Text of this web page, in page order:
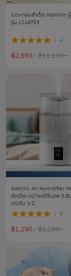
(ประะกอบสำเร็จ) Namiko
รุ่น LS187E5
4
฿2,690.-฿11,190.-
Alectric Air Humidifier เ
อัจฉริยะ หน้าจอดิจิตอล
ประกัน 3 ปี
8
฿1,290.-฿1,290.-